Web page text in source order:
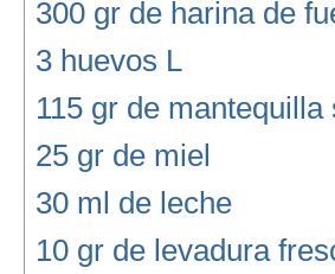
300 gr de harina de
3 huevos L
115 gr de mantequilla
25 gr de miel
30 ml de leche
10 gr de levadura